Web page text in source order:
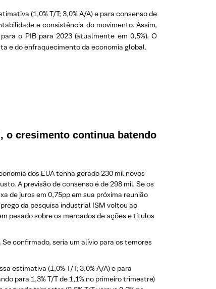
(1,0% T/T; 3,0% A/A) e para consenso de
e consistência do movimento. Assim,
o PIB para 2023 (atualmente em 0,5%). O
e do enfraquecimento da economia global.
o cresimento continua batendo
dos EUA tenha gerado 230 mil novos
A previsão de consenso é de 298 mil. Se os
de juros em 0,75pp em sua próxima reunião
da pesquisa industrial ISM voltou ao
pesado sobre os mercados de ações e títulos
confirmado, seria um alívio para os temores
estimativa (1,0% T/T; 3,0% A/A) e para
para 1,3% T/T de 1,1% no primeiro trimestre)